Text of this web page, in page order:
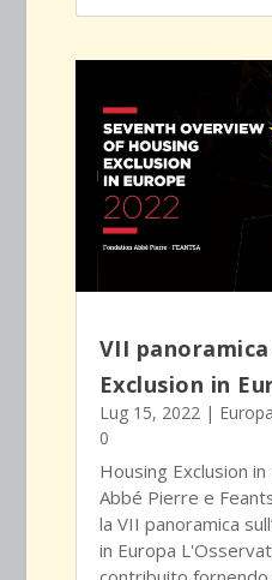
VII
Exclusion in
Lug 15, 2022| Europa
0
Housing Exclusion
Abbé Pierre e
la VII panoramica
in Europa